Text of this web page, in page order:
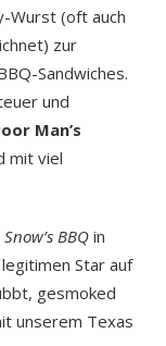
Wurst (oft auch
zur
Sandwiches.
und
Man’s
mit viel
Snow’s BBQ in
Star auf
gesmoked
unserem Texas